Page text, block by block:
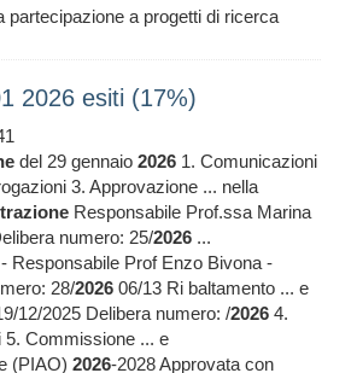
partecipazione a progetti di ricerca
2026 esiti (17%)
del 29 gennaio 2026 1. Comunicazioni
3. Approvazione ... nella
Responsabile Prof.ssa Marina
numero: 25/2026 ...
- Responsabile Prof Enzo Bivona -
28/2026 06/13 Ri baltamento ... e
12/2025 Delibera numero: /2026 4.
Commissione ... e
(PIAO) 2026-2028 Approvata con